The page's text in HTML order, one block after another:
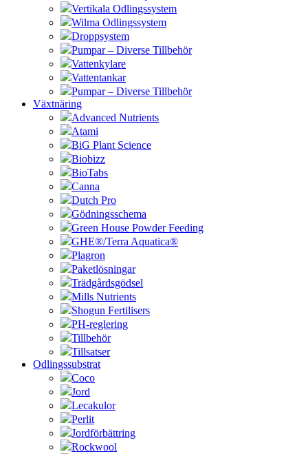
Vertikala Odlingssystem
Wilma Odlingssystem
Droppsystem
Pumpar – Diverse Tillbehör
Vattenkylare
Vattentankar
Pumpar – Diverse Tillbehör
Växtnäring
Advanced Nutrients
Atami
BiG Plant Science
Biobizz
BioTabs
Canna
Dutch Pro
Gödningsschema
Green House Powder Feeding
GHE®/Terra Aquatica®
Plagron
Paketlösningar
Trädgårdsgödsel
Mills Nutrients
Shogun Fertilisers
PH-reglering
Tillbehör
Tillsatser
Odlingssubstrat
Coco
Jord
Lecakulor
Perlit
Jordförbättring
Rockwool